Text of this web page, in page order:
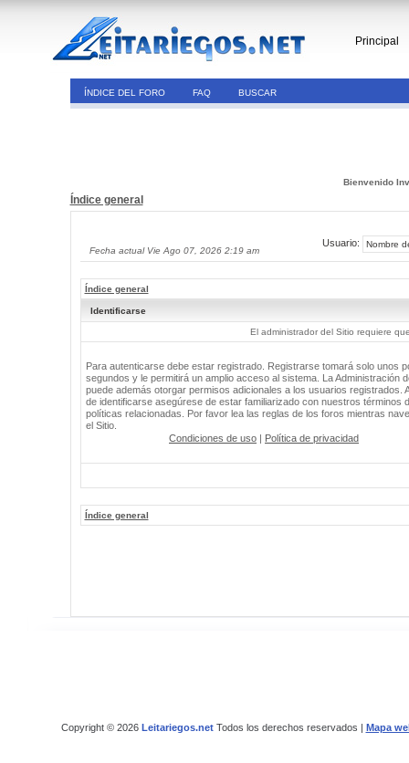
Principal
ÍNDICE DEL FORO FAQ BUSCAR
Bienvenido
Índice general
Fecha actual Vie Ago 07, 2026 2:19 am
Usuario:
Índice general
Identificarse
El administrador del Sitio requiere
Para autenticarse debe estar registrado. Registrarse tomará solo unos
segundos y le permitirá un amplio acceso al sistema. La Administración
puede además otorgar permisos adicionales a los usuarios registrados.
de identificarse asegúrese de estar familiarizado con nuestros términos
políticas relacionadas. Por favor lea las reglas de los foros mientras
el Sitio.
Condiciones de uso | Política de privacidad
Índice general
Copyright © 2026 Leitariegos.netTodos los derechos reservados | Mapa